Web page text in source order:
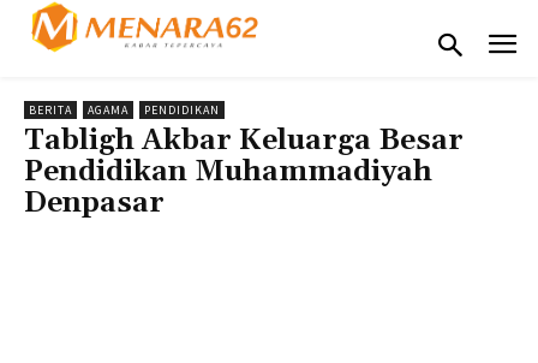
BERITA AGAMA PENDIDIKAN
Tabligh Akbar Keluarga Besar
Pendidikan Muhammadiyah
Denpasar